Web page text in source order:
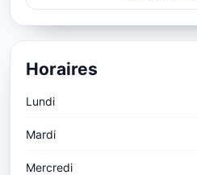
Horaires
Lundi
Mardi
Mercredi